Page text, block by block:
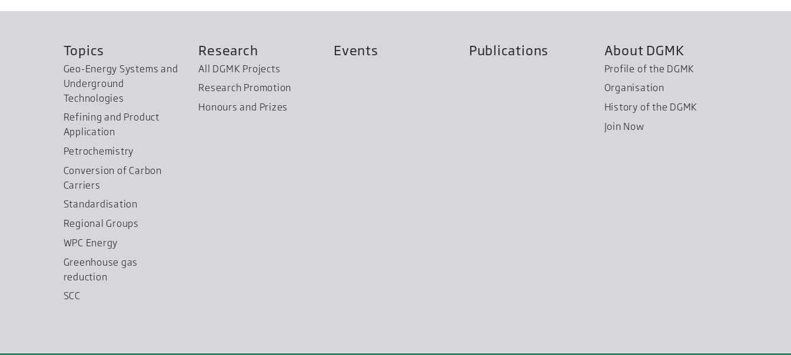
Topics
Geo-Energy Systems and
Underground
Technologies
Refining and Product
Application
Petrochemistry
Conversion of Carbon
Carriers
Standardisation
Regional Groups
WPC Energy
Greenhouse gas
reduction
SCC
Research
All DGMK Projects
Research Promotion
Honours and Prizes
Events Publications About DGMK
Profile of the DGMK
Organisation
History of the DGMK
Join Now